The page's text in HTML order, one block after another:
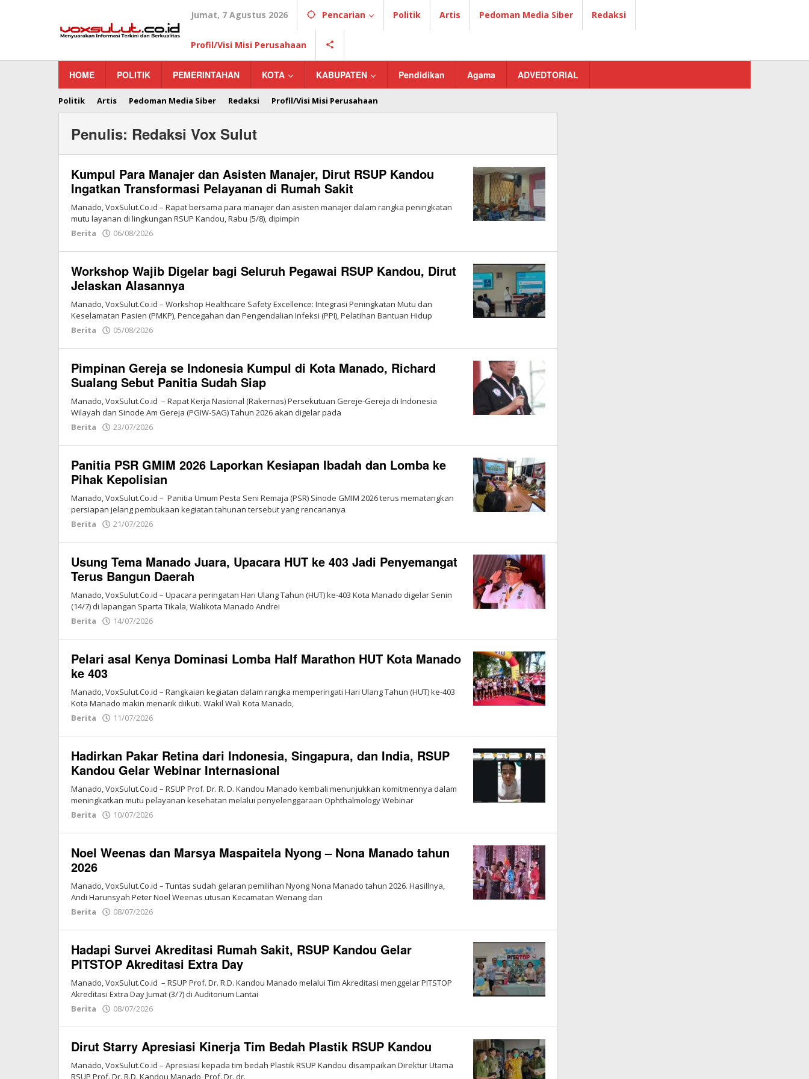
Jumat, 7 Agustus 2026 Pencarian Politik Artis Pedoman Media Siber Redaksi
Profil/Visi Misi Perusahaan
HOME POLITIK PEMERINTAHAN KOTA KABUPATEN Pendidikan Agama ADVEDTORIAL
Politik Artis Pedoman Media Siber Redaksi Profil/Visi Misi Perusahaan
Penulis: Redaksi Vox Sulut
Kumpul Para Manajer dan Asisten Manajer, Dirut RSUP Kandou
Ingatkan Transformasi Pelayanan di Rumah Sakit
Manado, VoxSulut.Co.id – Rapat bersama para manajer dan asisten manajer dalam rangka peningkatan
mutu layanan di lingkungan RSUP Kandou, Rabu (5/8), dipimpin
Berita
06/08/2026
Sulut
Workshop Wajib Digelar bagi Seluruh Pegawai RSUP Kandou, Dirut
Jelaskan Alasannya
Manado, VoxSulut.Co.id – Workshop Healthcare Safety Excellence: Integrasi Peningkatan Mutu dan
Keselamatan Pasien (PMKP), Pencegahan dan Pengendalian Infeksi (PPI), Pelatihan Bantuan Hidup
Berita
05/08/2026
Sulut
Pimpinan Gereja se Indonesia Kumpul di Kota Manado, Richard
Sualang Sebut Panitia Sudah Siap
Manado, VoxSulut.Co.id – Rapat Kerja Nasional (Rakernas) Persekutuan Gereje-Gereja di Indonesia
Wilayah dan Sinode Am Gereja (PGIW-SAG) Tahun 2026 akan digelar pada
Berita
23/07/2026
Sulut
Panitia PSR GMIM 2026 Laporkan Kesiapan Ibadah dan Lomba ke
Pihak Kepolisian
Manado, VoxSulut.Co.id – Panitia Umum Pesta Seni Remaja (PSR) Sinode GMIM 2026 terus mematangkan
persiapan jelang pembukaan kegiatan tahunan tersebut yang rencananya
Berita
21/07/2026
Sulut
Usung Tema Manado Juara, Upacara HUT ke 403 Jadi Penyemangat
Terus Bangun Daerah
Manado, VoxSulut.Co.id – Upacara peringatan Hari Ulang Tahun (HUT) ke-403 Kota Manado digelar Senin
(14/7) di lapangan Sparta Tikala, Walikota Manado Andrei
Berita
14/07/2026
Sulut
Pelari asal Kenya Dominasi Lomba Half Marathon HUT Kota Manado
ke 403
Manado, VoxSulut.Co.id – Rangkaian kegiatan dalam rangka memperingati Hari Ulang Tahun (HUT) ke-403
Kota Manado makin menarik diikuti. Wakil Wali Kota Manado,
Berita
11/07/2026
Sulut
Hadirkan Pakar Retina dari Indonesia, Singapura, dan India, RSUP
Kandou Gelar Webinar Internasional
Manado, VoxSulut.Co.id – RSUP Prof. Dr. R. D. Kandou Manado kembali menunjukkan komitmennya dalam
meningkatkan mutu pelayanan kesehatan melalui penyelenggaraan Ophthalmology Webinar
Berita
10/07/2026
Sulut
Noel Weenas dan Marsya Maspaitela Nyong – Nona Manado tahun
2026
Manado, VoxSulut.Co.id – Tuntas sudah gelaran pemilihan Nyong Nona Manado tahun 2026. Hasillnya,
Andi Harunsyah Peter Noel Weenas utusan Kecamatan Wenang dan
Berita
08/07/2026
Sulut
Hadapi Survei Akreditasi Rumah Sakit, RSUP Kandou Gelar
PITSTOP Akreditasi Extra Day
Manado, VoxSulut.Co.id – RSUP Prof. Dr. R.D. Kandou Manado melalui Tim Akreditasi menggelar PITSTOP
Akreditasi Extra Day Jumat (3/7) di Auditorium Lantai
Berita
08/07/2026
Sulut
Dirut Starry Apresiasi Kinerja Tim Bedah Plastik RSUP Kandou
Manado, VoxSulut.Co.id – Apresiasi kepada tim bedah Plastik RSUP Kandou disampaikan Direktur Utama
RSUP Prof. Dr. R.D. Kandou Manado, Prof. Dr. dr.